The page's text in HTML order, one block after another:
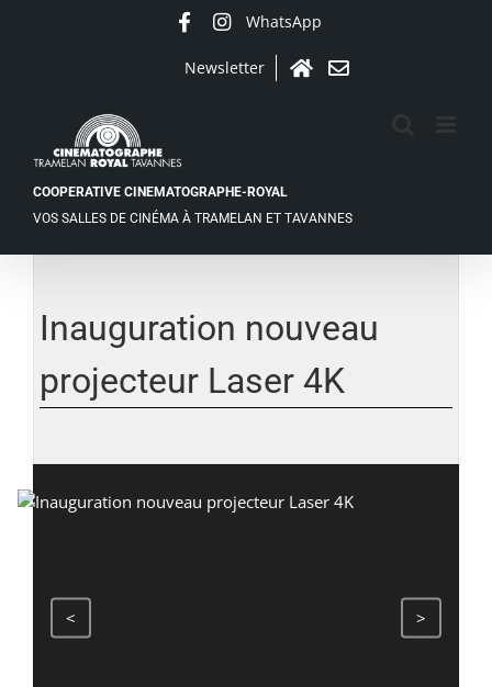
WhatsApp
Newsletter
AccueilContact
COOPERATIVE CINEMATOGRAPHE-ROYAL
VOS SALLES DE CINÉMA À TRAMELAN ET TAVANNES
Inauguration nouveau
projecteur Laser 4K
< >